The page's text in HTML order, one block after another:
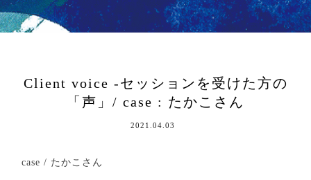
Client voice -セッションを受けた方の
「声」/ case : たかこさん
2021.04.03
case / たかこさん